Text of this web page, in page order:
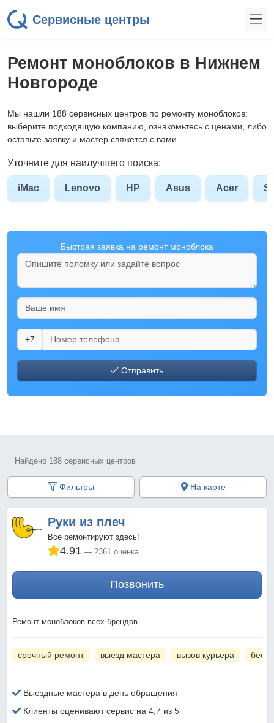
Сервисные центры
Ремонт моноблоков в Нижнем
Новгороде
Мы нашли 188 сервисных центров по ремонту моноблоков:
выберите подходящую компанию, ознакомьтесь с ценами, либо
оставьте заявку и мастер свяжется с вами.
Уточните для наилучшего поиска:
iMac Lenovo HP Asus Acer
Быстрая заявка на ремонт моноблока
+7
Отправить
Найдено 188 сервисных центров
Фильтры На карте
Руки из плеч
Все ремонтируют здесь!
4.91 2361 оценка
Позвонить
Ремонт моноблоков всех брендов
срочный ремонт выезд мастера вызов курьера
Выездные мастера в день обращения
Клиенты оценивают сервис на 4,7 из 5